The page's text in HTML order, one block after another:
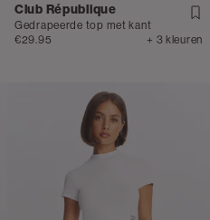
Club République
Gedrapeerde top met kant
€29.95
+ 3 kleuren